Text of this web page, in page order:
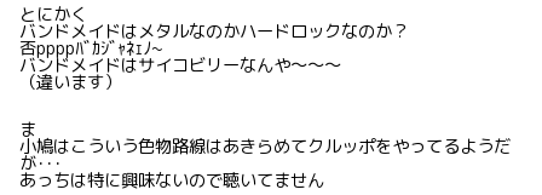
とにかく
バンドメイドはメタルなのかハードロックなのか？
否ppppﾊﾞｶｼﾞｬﾈｪﾉ~
バンドメイドはサイコビリーなんや〜〜〜
（違います）
ま
小鳩はこういう色物路線はあきらめてクルッポをやってるようだ
が･･･
あっちは特に興味ないので聴いてません